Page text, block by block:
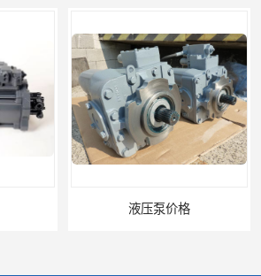
液压泵价格